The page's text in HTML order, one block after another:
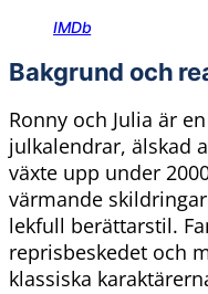
IMDb
Bakgrund och
Ronny och Julia är
julkalendrar, älskad
växte upp under
värmande
lekfull berättarstil.
reprisbeskedet och
klassiska